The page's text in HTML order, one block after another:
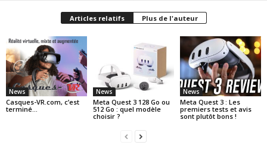
Articles relatifs Plus de l'auteur
News
Casques-VR.com, c’est
terminé…
News
Meta Quest 3 128 Go ou
512 Go : quel modèle
choisir ?
News
Meta Quest 3 : Les
premiers tests et avis
sont plutôt bons !